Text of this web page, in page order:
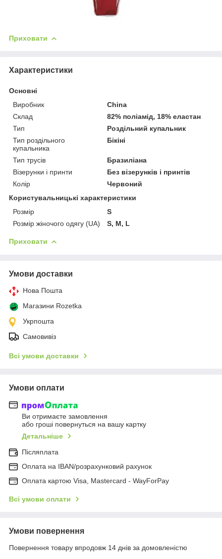
Приховати
Характеристики
Основні
Виробник
China
Склад
82% поліамід, 18% еластан
Тип
Роздільний купальник
Тип роздільного
купальника
Бікіні
Тип трусів
Бразиліана
Візерунки і принти
Без візерунків і принтів
Колір
Червоний
Користувальницькі характеристики
Розмір
S
Розмір жіночого одягу (UA)
S, M, L
Приховати
Умови доставки
Нова Пошта
Магазини Rozetka
Укрпошта
Самовивіз
Всі умови доставки
Умови оплати
Ви отримаєте замовлення
або гроші повернуться на вашу картку
Детальніше
Післяплата
Оплата на IBAN/розрахунковий рахунок
Оплата картою Visa, Mastercard - WayForPay
Всі умови оплати
Умови повернення
Повернення товару впродовж 14 днів за домовленістю